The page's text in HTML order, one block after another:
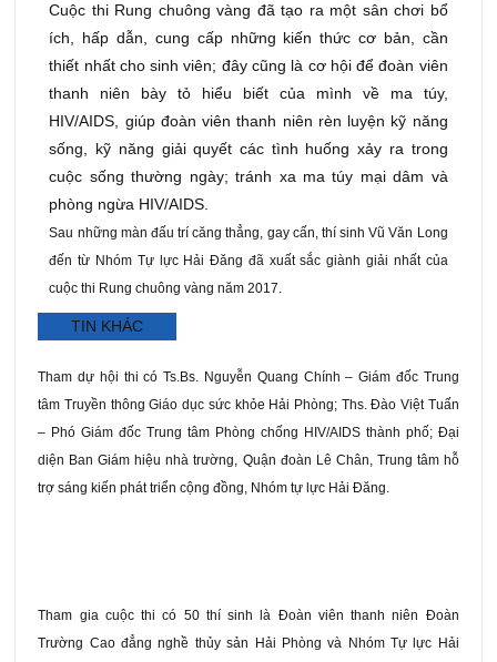
Cuộc thi Rung chuông vàng đã tạo ra một sân chơi bổ
ích, hấp dẫn, cung cấp những kiến thức cơ bản, cần
thiết nhất cho sinh viên; đây cũng là cơ hội để đoàn viên
thanh niên bày tỏ hiểu biết của mình về ma túy,
HIV/AIDS, giúp đoàn viên thanh niên rèn luyện kỹ năng
sống, kỹ năng giải quyết các tình huống xảy ra trong
cuộc sống thường ngày; tránh xa ma túy mại dâm và
phòng ngừa HIV/AIDS.
Sau những màn đấu trí căng thẳng, gay cấn, thí sinh Vũ Văn Long
đến từ Nhóm Tự lực Hải Đăng đã xuất sắc giành giải nhất của
cuộc thi Rung chuông vàng năm 2017.
TIN KHÁC
Tham dự hội thi có Ts.Bs. Nguyễn Quang Chính – Giám đốc Trung
tâm Truyền thông Giáo dục sức khỏe Hải Phòng; Ths. Đào Việt Tuấn
– Phó Giám đốc Trung tâm Phòng chống HIV/AIDS thành phố; Đại
diện Ban Giám hiệu nhà trường, Quận đoàn Lê Chân, Trung tâm hỗ
trợ sáng kiến phát triển cộng đồng, Nhóm tự lực Hải Đăng.
Tham gia cuộc thi có 50 thí sinh là Đoàn viên thanh niên Đoàn
Trường Cao đẳng nghề thủy sản Hải Phòng và Nhóm Tự lực Hải